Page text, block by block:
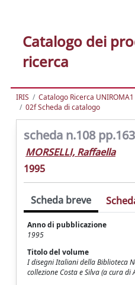
Catalogo dei
ricerca
IRIS Catalogo Ricerca UNIROMA1
02f Scheda di catalogo
scheda n.108
MORSELLI, Raffaella
1995
Scheda breve
Anno di pubblicazione
1995
Titolo del volume
I disegni Italiani della Biblioteca
collezione Costa e Silva (a cura